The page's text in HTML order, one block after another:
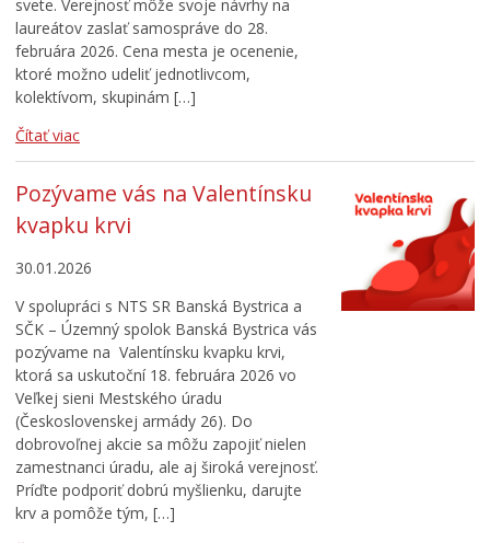
svete. Verejnosť môže svoje návrhy na
laureátov zaslať samospráve do 28.
februára 2026. Cena mesta je ocenenie,
ktoré možno udeliť jednotlivcom,
kolektívom, skupinám […]
Čítať viac
Pozývame vás na Valentínsku
kvapku krvi
30.01.2026
V spolupráci s NTS SR Banská Bystrica a
SČK – Územný spolok Banská Bystrica vás
pozývame na Valentínsku kvapku krvi,
ktorá sa uskutoční 18. februára 2026 vo
Veľkej sieni Mestského úradu
(Československej armády 26). Do
dobrovoľnej akcie sa môžu zapojiť nielen
zamestnanci úradu, ale aj široká verejnosť.
Príďte podporiť dobrú myšlienku, darujte
krv a pomôže tým, […]